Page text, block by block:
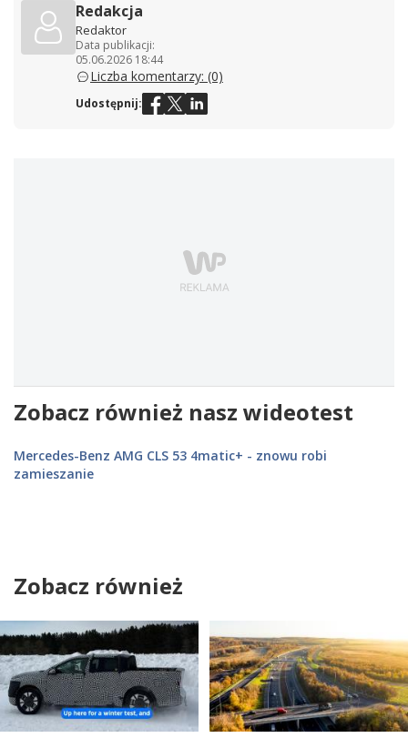
Redakcja
Redaktor
Data publikacji:
05.06.2026 18:44
Liczba komentarzy: (0)
Udostępnij:
Zobacz również nasz wideotest
Mercedes-Benz AMG CLS 53 4matic+ - znowu robi
zamieszanie
Zobacz również